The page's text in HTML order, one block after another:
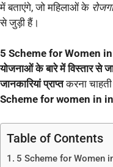
में बताएंगे, जो महिलाओं के
से जुड़ी हैं।
5 Scheme for Women
योजनाओं के बारे में विस्तार से
जानकारियां प्राप्तकरना
Scheme for women in
Table of Contents
5 Scheme for Women